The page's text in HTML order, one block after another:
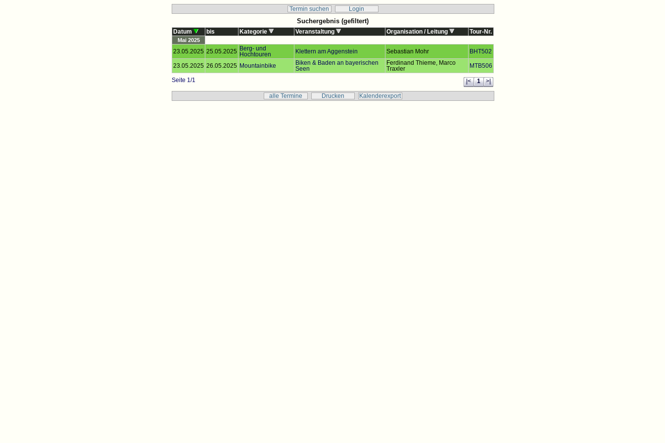
Termin suchen Login
Suchergebnis (gefiltert)
Datum bis Kategorie Veranstaltung Organisation / Leitung
Tour-Nr.
Mai 2025
23.05.2025 25.05.2025
Berg- und
Hochtouren
Klettern am Aggenstein Sebastian Mohr BHT502
23.05.2025 26.05.2025 Mountainbike
Biken & Baden an bayerischen
Seen
Ferdinand Thieme, Marco
Traxler
MTB506
Seite 1/1 |< 1 >|
alle Termine Drucken Kalenderexport